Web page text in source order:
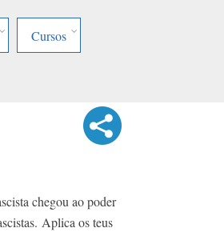
Cursos
chegou ao poder
Aplica os teus